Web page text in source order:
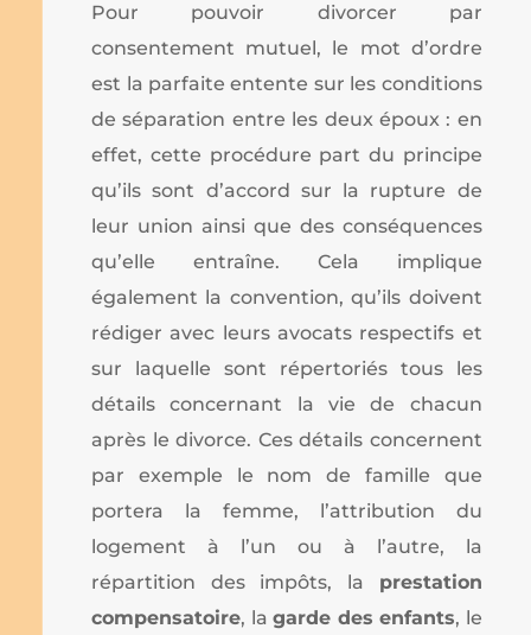
Pour pouvoir divorcer par
consentement mutuel, le mot d’ordre
est la parfaite entente sur les conditions
de séparation entre les deux époux : en
effet, cette procédure part du principe
qu’ils sont d’accord sur la rupture de
leur union ainsi que des conséquences
qu’elle entraîne. Cela implique
également la convention, qu’ils doivent
rédiger avec leurs avocats respectifs et
sur laquelle sont répertoriés tous les
détails concernant la vie de chacun
après le divorce. Ces détails concernent
par exemple le nom de famille que
portera la femme, l’attribution du
logement à l’un ou à l’autre, la
répartition des impôts, la prestation
compensatoire, lagarde des enfants, le